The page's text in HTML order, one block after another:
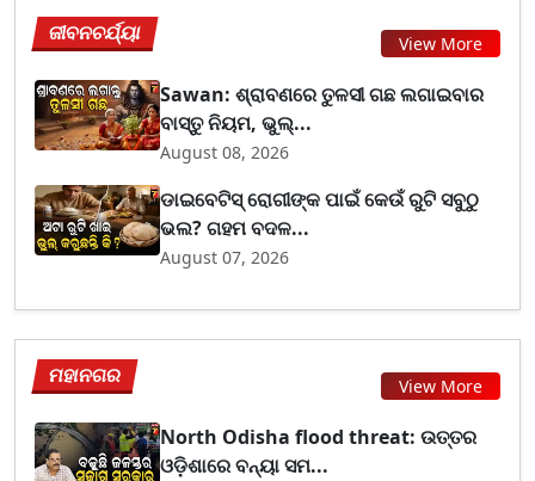
ଜୀବନଚର୍ଯ୍ୟା View More
Sawan: ଶ୍ରାବଣରେ ତୁଳସୀ ଗଛ ଲଗାଇବାର
ବାସ୍ତୁ ନିୟମ, ଭୁଲ୍...
August 08, 2026
ଡାଇବେଟିସ୍ ରୋଗୀଙ୍କ ପାଇଁ କେଉଁ ରୁଟି ସବୁଠୁ
ଭଲ? ଗହମ ବଦଳ...
August 07, 2026
ମହାନଗର View More
North Odisha flood threat: ଉତ୍ତର
ଓଡ଼ିଶାରେ ବନ୍ୟା ସମ...